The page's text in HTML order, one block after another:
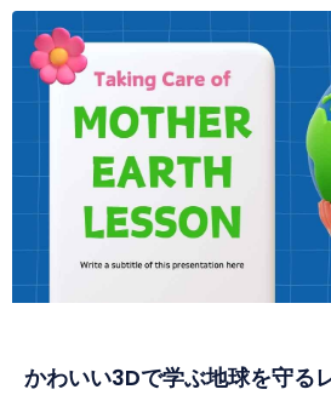
かわいい3Dで学ぶ地球を守る